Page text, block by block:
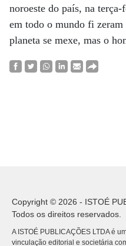
noroeste do país, na
em todo o mundo fi
planeta se mexe, mas o
Copyright © 2026 - ISTOÉ
Todos os direitos reservados.
A ISTOÉ PUBLICAÇÕES LTDA é
vinculação editorial e societária